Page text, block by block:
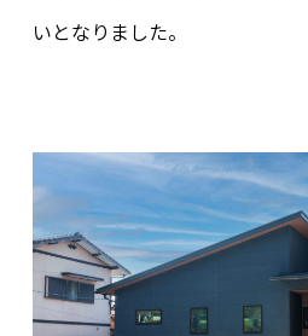
いとなりました。